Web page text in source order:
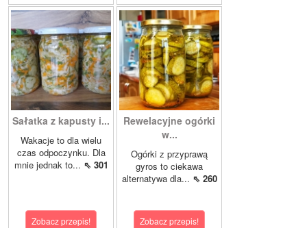
Sałatka z kapusty i...
Wakacje to dla wielu
czas odpoczynku. Dla
mnie jednak to... ⇖ 301
Zobacz przepis!
Rewelacyjne ogórki
w...
Ogórki z przyprawą
gyros to ciekawa
alternatywa dla... ⇖ 260
Zobacz przepis!